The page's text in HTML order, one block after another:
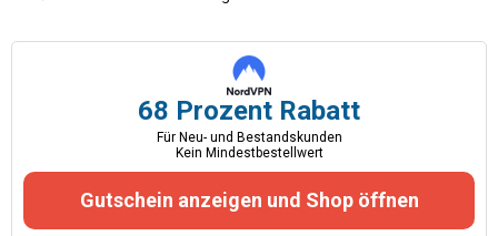
68 Prozent Rabatt
Für Neu- und Bestandskunden
Kein Mindestbestellwert
Gutschein anzeigen und Shop öffnen